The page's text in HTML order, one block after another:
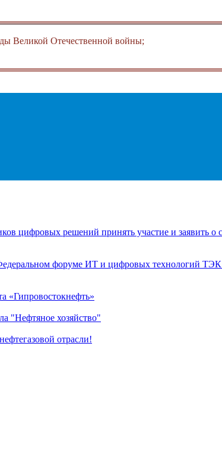
Великой Отечественной войны;
цифровых решений принять участие и заявить
форуме ИТ и цифровых технологий
«Гипровостокнефть»
"Нефтяное хозяйство"
отрасли!